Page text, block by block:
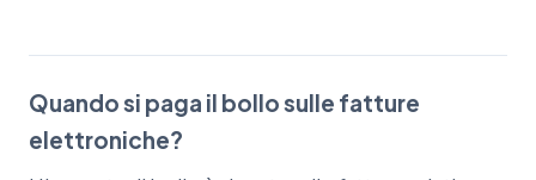
Quando si paga il bollo sulle fatture
elettroniche?